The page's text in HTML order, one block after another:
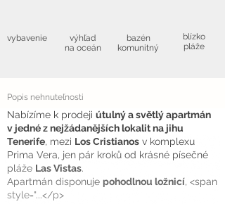
vybavenie
výhľad
na oceán
bazén
komunitný
blízko
pláže
Popis nehnuteľnosti
Nabízíme k prodeji útulný a světlý apartmán
v jedné z nejžádanějších lokalit na jihu
Tenerife, mezi Los Cristianos v komplexu
Prima Vera, jen pár kroků od krásné písečné
pláže Las Vistas.
Apartmán disponuje pohodlnou ložnicí, <span
style="...</p>